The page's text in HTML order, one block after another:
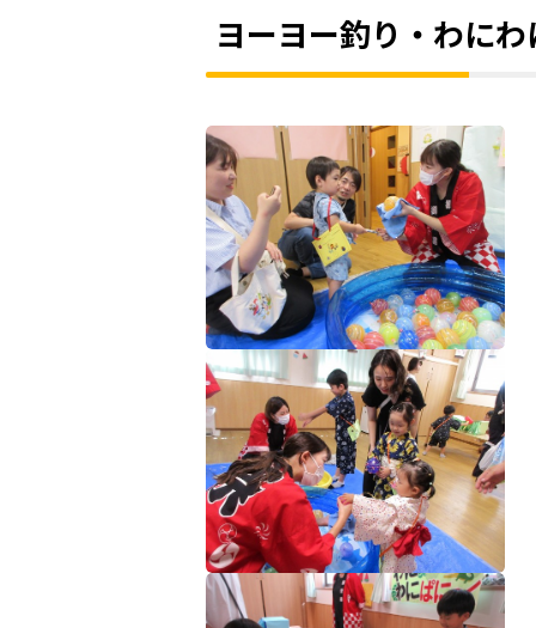
ヨーヨー釣り・わに